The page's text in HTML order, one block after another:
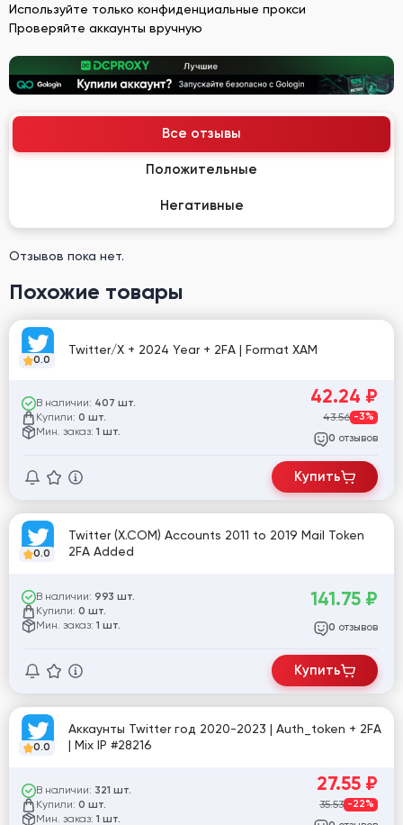
Используйте только конфиденциальные прокси
Проверяйте аккаунты вручную
Все отзывы
Положительные
Негативные
Отзывов пока нет.
Похожие товары
0.0
Twitter/X + 2024 Year + 2FA | Format XAM
В наличии: 407 шт.
Купили: 0 шт.
Мин. заказ: 1 шт.
42.24 ₽
43.56 -3%
0 отзывов
Купить
0.0
Twitter (X.COM) Accounts 2011 to 2019 Mail Token
2FA Added
В наличии: 993 шт.
Купили: 0 шт.
Мин. заказ: 1 шт.
141.75 ₽
0 отзывов
Купить
0.0
Аккаунты Twitter год 2020-2023 | Auth_token + 2FA
| Mix IP #28216
В наличии: 321 шт.
Купили: 0 шт.
Мин. заказ: 1 шт.
27.55 ₽
35.53 -22%